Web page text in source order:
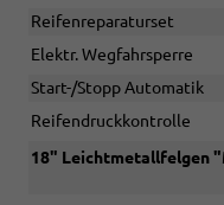
Reifenreparaturset
Elektr. Wegfahrsperre
Start-/Stopp Automatik
Reifendruckkontrolle
18" Leichtmetallfelgen